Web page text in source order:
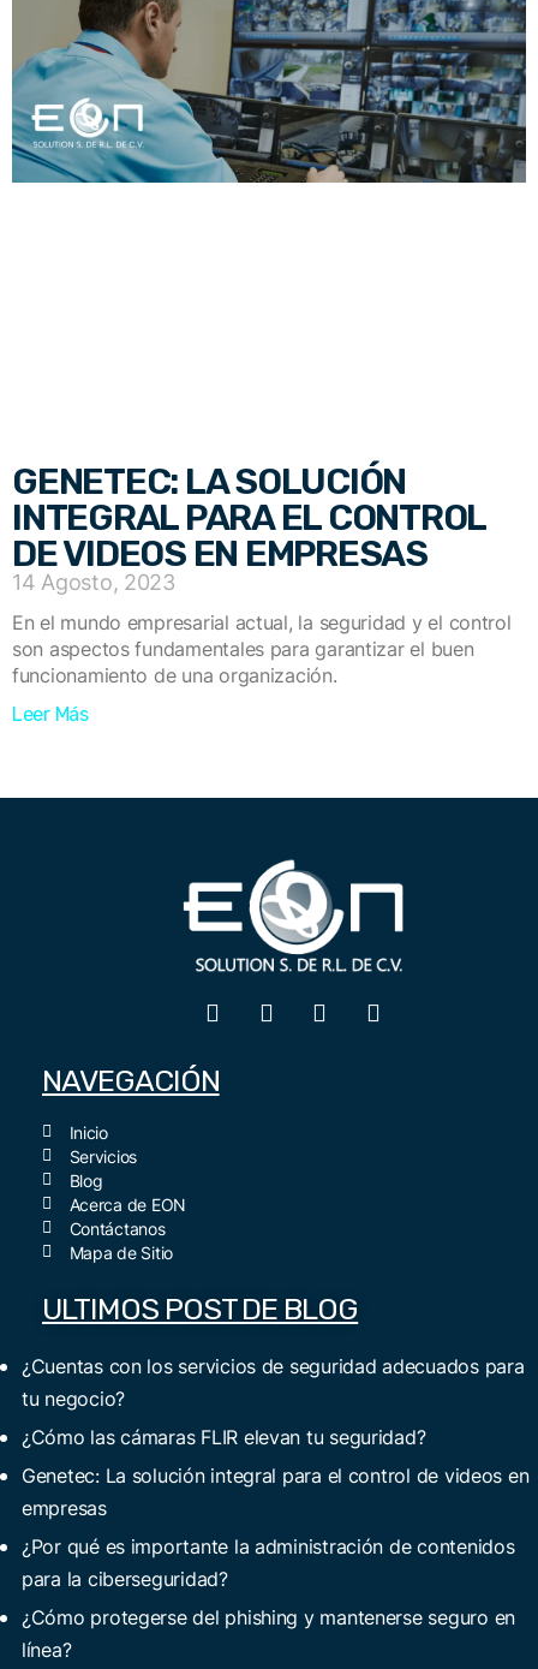
GENETEC: LA SOLUCIÓN
INTEGRAL PARA EL CONTROL
DE VIDEOS EN EMPRESAS
14 Agosto, 2023
En el mundo empresarial actual, la seguridad y el control
son aspectos fundamentales para garantizar el buen
funcionamiento de una organización.
Leer Más
NAVEGACIÓN
Inicio
Servicios
Blog
Acerca de EON
Contáctanos
Mapa de Sitio
ULTIMOS POST DE BLOG
¿Cuentas con los servicios de seguridad adecuados para
tu negocio?
¿Cómo las cámaras FLIR elevan tu seguridad?
Genetec: La solución integral para el control de videos en
empresas
¿Por qué es importante la administración de contenidos
para la ciberseguridad?
¿Cómo protegerse del phishing y mantenerse seguro en
línea?